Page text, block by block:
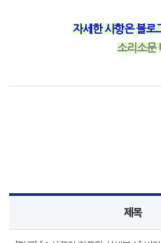
자세한 사항은 블로
소리소문
제목